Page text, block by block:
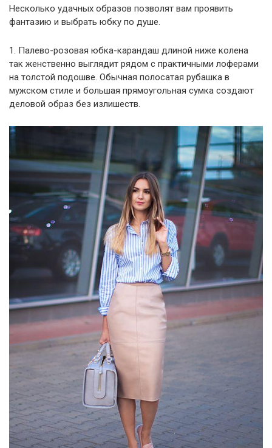
Несколько удачных образов позволят вам проявить
фантазию и выбрать юбку по душе.
1. Палево-розовая юбка-карандаш длиной ниже колена
так женственно выглядит рядом с практичными лоферами
на толстой подошве. Обычная полосатая рубашка в
мужском стиле и большая прямоугольная сумка создают
деловой образ без излишеств.